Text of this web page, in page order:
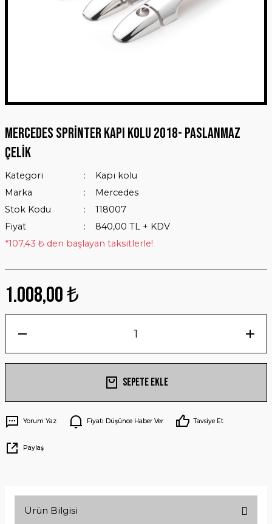
Mercedes Sprinter Kapı Kolu 2018- Paslanmaz
Çelik
Kategori
Kapı kolu
Marka
Mercedes
Stok Kodu
118007
Fiyat
840,00 TL + KDV
*107,43 ₺ den başlayan taksitlerle!
1.008,00 ₺
Sepete Ekle
Yorum Yaz Fiyatı Düşünce Haber Ver Tavsiye Et
Paylaş
Ürün Bilgisi